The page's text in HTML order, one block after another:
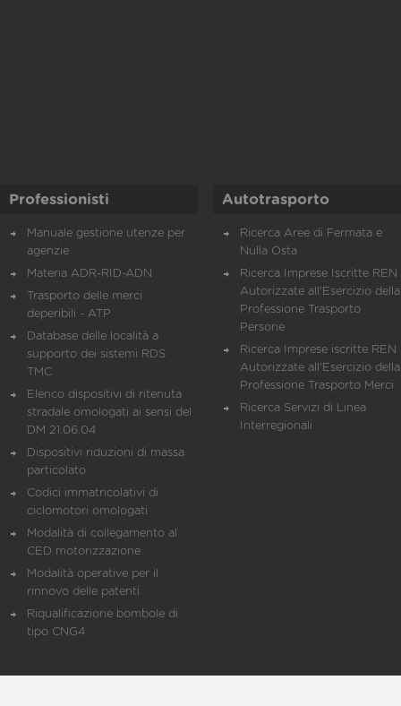
Professionisti
Manuale gestione utenze per
agenzie
Materia ADR-RID-ADN
Trasporto delle merci
deperibili - ATP
Database delle località a
supporto dei sistemi RDS
TMC
Elenco dispositivi di ritenuta
stradale omologati ai sensi del
DM 21.06.04
Dispositivi riduzioni di massa
particolato
Codici immatricolativi di
ciclomotori omologati
Modalità di collegamento al
CED motorizzazione
Modalità operative per il
rinnovo delle patenti
Riqualificazione bombole di
tipo CNG4
Autotrasporto
Ricerca Aree di Fermata e
Nulla Osta
Ricerca Imprese Iscritte REN
Autorizzate all'Esercizio della
Professione Trasporto
Persone
Ricerca Imprese iscritte REN
Autorizzate all'Esercizio della
Professione Trasporto Merci
Ricerca Servizi di Linea
Interregionali